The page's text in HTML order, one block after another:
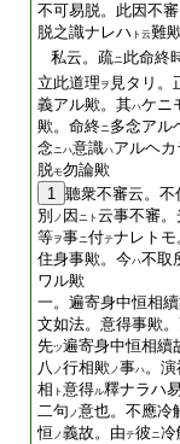
不可易脱。此因不
脱之識ナレハ ト云難
私云。疏ニ此命終
立此道理 ヲ 見タリ。
義アル歟。其ハケニ
歟。命終ニ多念アル
念ニハ意識ハアルヘ
脱モ勿論歟
1 聽衆不審云。不
別 ノ 因 ニト 云事不審
等ヲ事ニ付テナレトモ
住身事歟。今ハ不取
ワル歟
一。遍寄身中恒相
文如法。意得事歟
先ツ遍寄身中恒相續
八 ノ行相歟 ノ事ハ。
相 ト 意得ル釋ナラハ
二句 ノ意也。不應冷
恒 ノ義故。由テ彼ニ冷